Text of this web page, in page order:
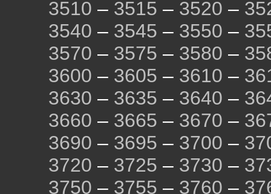
3510 – 3515 – 3520 –
3540 – 3545 – 3550 –
3570 – 3575 – 3580 –
3600 – 3605 – 3610 –
3630 – 3635 – 3640 –
3660 – 3665 – 3670 –
3690 – 3695 – 3700 –
3720 – 3725 – 3730 –
3750 – 3755 – 3760 –